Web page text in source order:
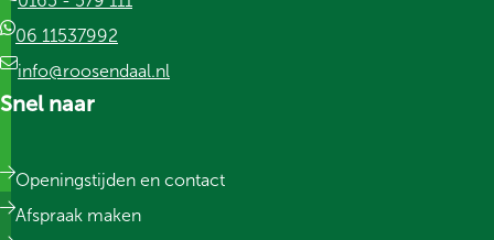
06 11537992
info@roosendaal.nl
Snel naar
Openingstijden en contact
Afspraak maken